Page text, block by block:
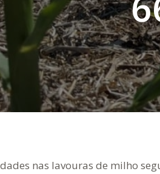
nas lavouras de milho